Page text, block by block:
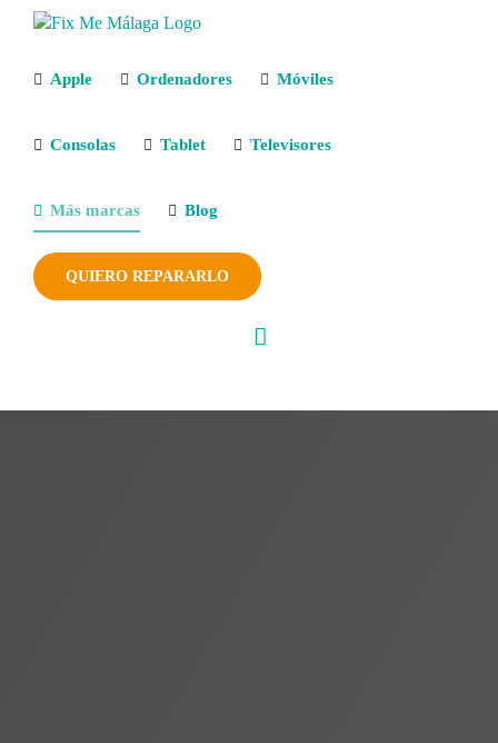
Saltar
Apple Ordenadores Móviles
Consolas Tablet Televisores
Más marcas Blog
QUIERO REPARARLO